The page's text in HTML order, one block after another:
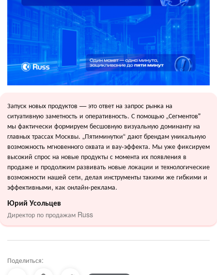
Запуск новых продуктов — это ответ на запрос рынка на
ситуативную заметность и оперативность. С помощью „Сегментов"
мы фактически формируем бесшовную визуальную доминанту на
главных трассах Москвы. „Пятиминутки“ дают брендам уникальную
возможность мгновенного охвата и вау-эффекта. Мы уже фиксируем
высокий спрос на новые продукты с момента их появления в
продаже и продолжим развивать новые локации и технологические
возможности нашей сети, делая инструменты такими же гибкими и
эффективными, как онлайн-реклама.
Юрий Усольцев
Директор по продажам Russ
Поделиться: